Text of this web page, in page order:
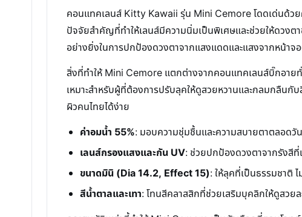
คอนแทคเลนส์ Kitty Kawaii รุ่น Mini Cemore โดดเด่นด้ว
ปัจจัยสำคัญที่ทำให้เลนส์มีความนิ่มเป็นพิเศษและช่วยให้ดวง
อย่างยิ่งในการปกป้องดวงตาจากแสงแดดและแสงจากหน้าจ
สิ่งที่ทำให้ Mini Cemore แตกต่างจากคอนแทคเลนส์บิ๊กอาย
เหมาะสำหรับผู้ที่ต้องการปรับลุคให้ดูสวยหวานและกลมกลืนกั
ผิวคนไทยได้ง่าย
ค่าอมน้ำ 55%: มอบความชุ่มชื้นและความสบายตาตลอดวั
เลนส์กรองแสงและกัน UV: ช่วยปกป้องดวงตาจากรังสีที่
ขนาดมินิ (Dia 14.2, Effect 15): ให้ลุคที่เป็นธรรมชาติ
สีน้ำตาลและเทา: โทนสีคลาสสิกที่ช่วยเสริมบุคลิกให้ดูสวย